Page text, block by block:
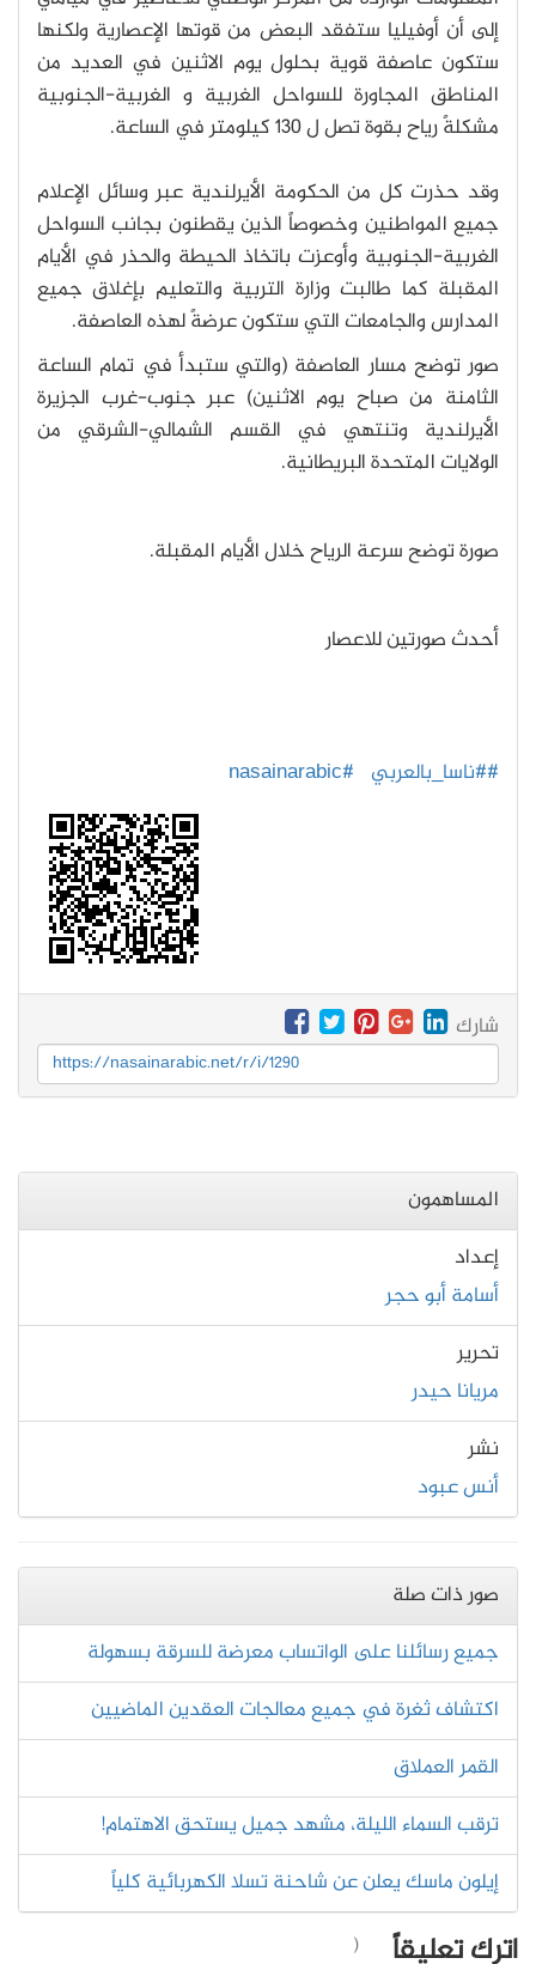
إلى أن أوفيليا ستفقد البعض من قوتها الإعصارية ولكنها
ستكون عاصفة قوية بحلول يوم الاثنين في العديد من
المناطق المجاورة للسواحل الغربية و الغربية-الجنوبية
مشكلةً رياح بقوة تصل ل 130 كيلومتر في الساعة.
وقد حذرت كل من الحكومة الأيرلندية عبر وسائل الإعلام
جميع المواطنين وخصوصاً الذين يقطنون بجانب السواحل
الغربية-الجنوبية وأوعزت باتخاذ الحيطة والحذر في الأيام
المقبلة كما طالبت وزارة التربية والتعليم بإغلاق جميع
المدارس والجامعات التي ستكون عرضةً لهذه العاصفة.
صور توضح مسار العاصفة (والتي ستبدأ في تمام الساعة
الثامنة من صباح يوم الاثنين) عبر جنوب-غرب الجزيرة
الأيرلندية وتنتهي في القسم الشمالي-الشرقي من
الولايات المتحدة البريطانية.
صورة توضح سرعة الرياح خلال الأيام المقبلة.
أحدث صورتين للاعصار
##ناسا_بالعربي #nasainarabic
شارك
https://nasainarabic.net/r/i/1290
المساهمون
إعداد
أسامة أبو حجر
تحرير
مريانا حيدر
نشر
أنس عبود
صور ذات صلة
جميع رسائلنا على الواتساب معرضة للسرقة بسهولة
اكتشاف ثغرة في جميع معالجات العقدين الماضيين
القمر العملاق
ترقب السماء الليلة، مشهد جميل يستحق الاهتمام!
إيلون ماسك يعلن عن شاحنة تسلا الكهربائية كلياً
اترك تعليقاً (